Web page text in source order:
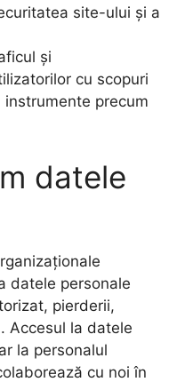
site-ului și a
și
cu scopuri
precum
datele
datele personale
pierderii,
Accesul la datele
la personalul
cu noi în